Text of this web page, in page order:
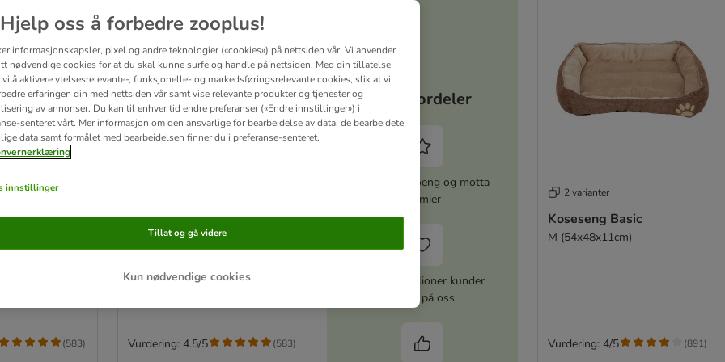
(583)
Fleeceteppe Pawty
L 150 x B 100 cm
Vurdering: 4.5/5 (583)
Dine fordeler
Samle zooPoeng og motta
premier
Over 10 millioner kunder
stoler på oss
2 varianter
Koseseng Basic
M (54x48x11cm)
Vurdering: 4/5 (891)
Hjelp oss å forbedre zooplus!
informasjonskapsler, pixel og andre teknologier («cookies») på nettsiden vår. Vi anvender
nødvendige cookies for at du skal kunne surfe og handle på nettsiden. Med din tillatelse
vi å aktivere ytelsesrelevante-, funksjonelle- og markedsføringsrelevante cookies, slik at vi
erfaringen din med nettsiden vår samt vise relevante produkter og tjenester og
av annonser. Du kan til enhver tid endre preferanser («Endre innstillinger») i
senteret vårt. Mer informasjon om den ansvarlige for bearbeidelse av data, de bearbeidete
data samt formålet med bearbeidelsen finner du i preferanse-senteret.
innstillinger
Kun nødvendige cookies
Tillat og gå videre